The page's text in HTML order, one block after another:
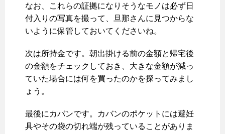
なお、これらの証拠になりそうなモノは必ず日
付入りの写真を撮って、旦那さんに見つからな
いように保管しておいてくださいね。
次は所持金です。朝出掛ける前の金額と帰宅後
の金額をチェックしておき、大きな金額が減っ
ていた場合には何を買ったのかを探ってみまし
ょう。
最後にカバンです。カバンのポケットには避妊
具やその袋の切れ端が残っていることがありま